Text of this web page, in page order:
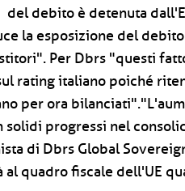
del debito è detenuta
la esposizione del
Per Dbrs "questi
rating italiano poiché
per ora
solidi progressi nel
di Dbrs Global
al quadro fiscale dell'UE